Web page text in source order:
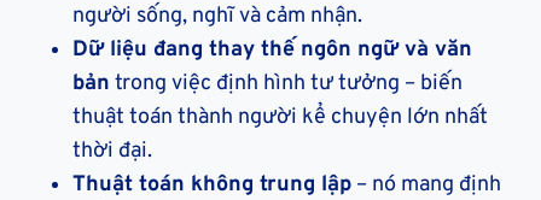
người sống, nghĩ và cảm nhận.
Dữ liệu đang thay thế ngôn ngữ và văn
bản trong việc định hình tư tưởng – biến
thuật toán thành người kể chuyện lớn nhất
thời đại.
Thuật toán không trung lập – nó mang định